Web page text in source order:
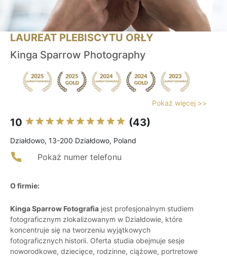
LAUREAT PLEBISCYTU ORŁY
Kinga Sparrow Photography
Pokaż więcej >>
10 (43)
Działdowo, 13-200 Działdowo, Poland
Pokaż numer telefonu
O firmie:
Kinga Sparrow Fotografia jest profesjonalnym studiem
fotograficznym zlokalizowanym w Działdowie, które
koncentruje się na tworzeniu wyjątkowych
fotograficznych historii. Oferta studia obejmuje sesje
noworodkowe, dziecięce, rodzinne, ciążowe, portretowe